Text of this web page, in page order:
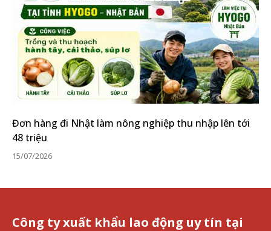
Đơn hàng đi Nhật làm nông nghiệp thu nhập lên tới
48 triệu
15/07/2026
Công ty xuất khẩu lao động uy tín tại